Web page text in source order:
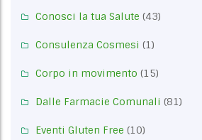
Conosci la tua Salute (43)
Consulenza Cosmesi (1)
Corpo in movimento (15)
Dalle Farmacie Comunali (81)
Eventi Gluten Free (10)